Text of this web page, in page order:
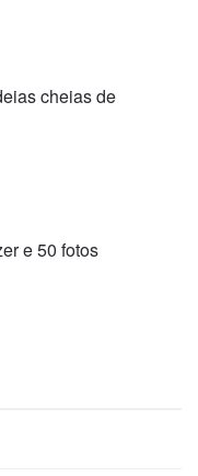
cheias de
e 50 fotos